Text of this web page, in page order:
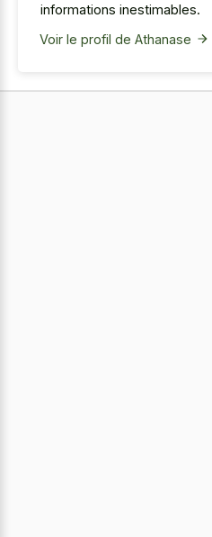
informations inestimables.
Voir le profil de Athanase